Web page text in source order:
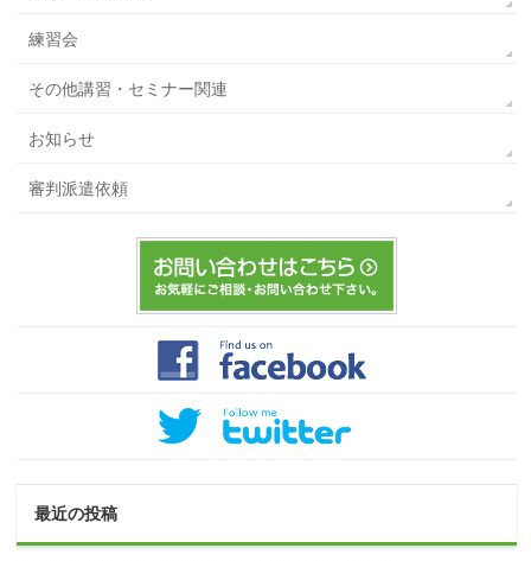
練習会
その他講習・セミナー関連
お知らせ
審判派遣依頼
最近の投稿